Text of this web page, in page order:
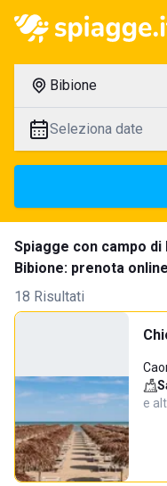
Bibione
Seleziona date
Spiagge con campo
Bibione: prenota
18 Risultati
e